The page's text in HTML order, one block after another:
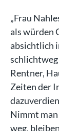
„Frau
als würden
absichtlich
Rentner,
Zeiten der
Nimmt man
weg,